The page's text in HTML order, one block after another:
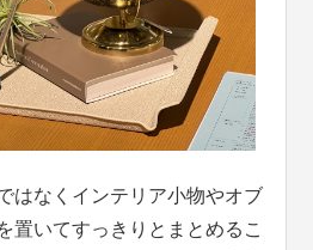
はなくインテリア小物やオブ
置いてすっきりとまとめるこ